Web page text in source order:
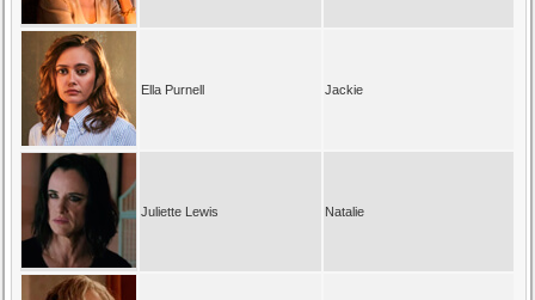
Ella Purnell Jackie
Juliette Lewis Natalie